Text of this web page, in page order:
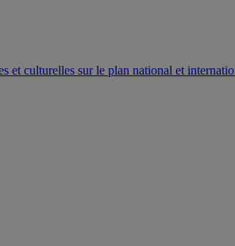
et culturelles sur le plan national et